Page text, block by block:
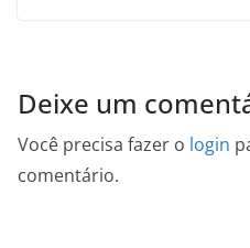
Deixe um
Você precisa fazer o login
comentário.